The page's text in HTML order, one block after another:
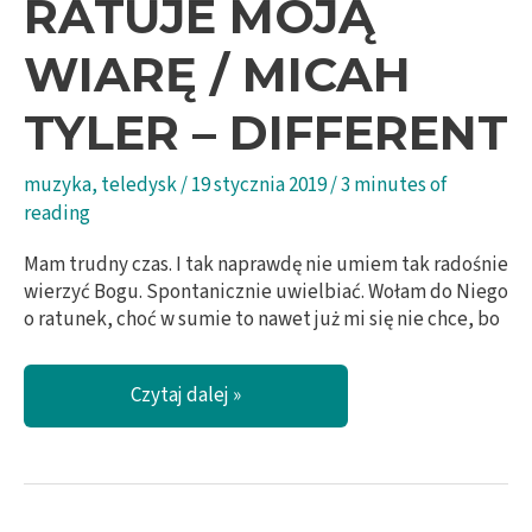
RATUJE MOJĄ
WIARĘ / MICAH
TYLER – DIFFERENT
muzyka, teledysk/19 stycznia 2019/3 minutes of
reading
Mam trudny czas. I tak naprawdę nie umiem tak radośnie
wierzyć Bogu. Spontanicznie uwielbiać. Wołam do Niego
o ratunek, choć w sumie to nawet już mi się nie chce, bo
Ta
piosenka
Czytaj dalej »